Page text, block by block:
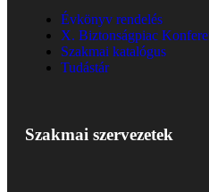
Évkönyv rendelés
X. Biztonságpiac
Szakmai katalógus
Tudástár
Szakmai szervezetek